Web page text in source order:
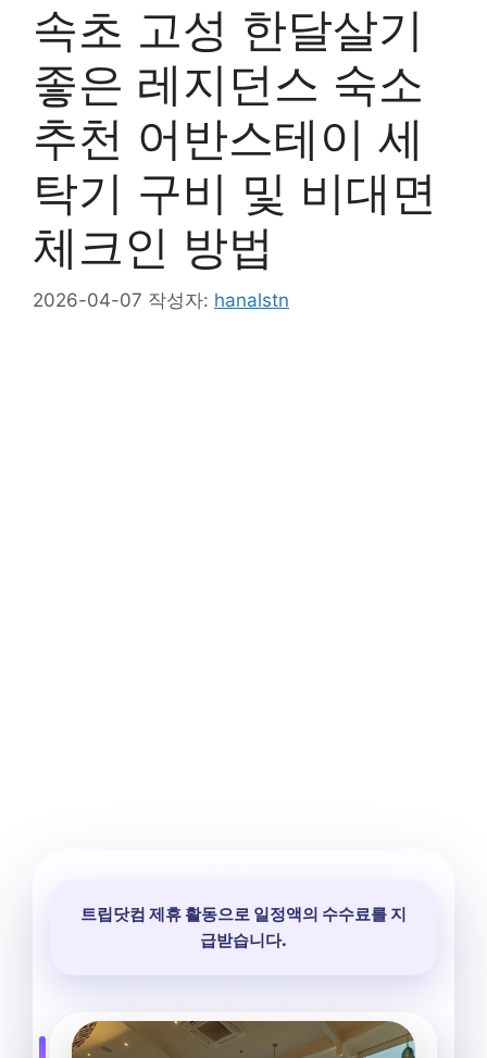
속초 고성 한달살기
좋은 레지던스 숙소
추천 어반스테이 세
탁기 구비 및 비대면
체크인 방법
2026-04-07 작성자: hanalstn
트립닷컴 제휴 활동으로 일정액의 수수료를 지
급받습니다.